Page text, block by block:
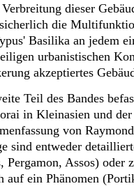
dieser
die
Basilika an jedem
urbanistischen
akzeptiertes
Teil des Bandes
in Kleinasien und
von
sind entweder
Pergamon, Assos) oder
auf ein Phänomen